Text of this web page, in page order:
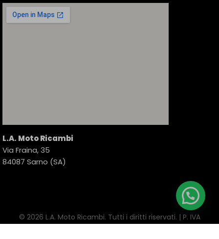
L.A. Moto Ricambi
Via Fraina, 35
84087 Sarno (SA)
© 2026 L.A. Moto Ricambi. Tutti i diritti riservati. | P. IVA